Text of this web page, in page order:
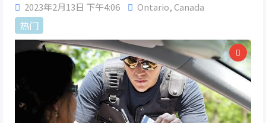
2023年2月13日 下午4:06 Ontario,Canada
热门